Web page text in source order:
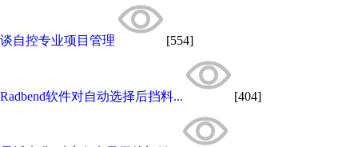
谈自控专业项目管理 [554]
Radbend软件对自动选择后挡料... [404]